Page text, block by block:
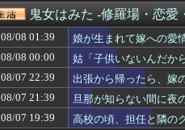
篠笛やってみたくて近場の教室に入
女の子が私のオニオンリングを勝手
33歳くらいから太ったせいか加齢で
婚約者との喧嘩を元同僚に相談した
Wフリン相手にフラれた。口実を作
トメ「旅行中はウトと孫のお世話お
44歳バツイチなんだが、仕事が長続
姑「子供いないんだから月2万くら
体調が悪いタイミングで義父がやっ
鬼女はみた -修羅場・恋愛
08/08 01:39
娘が生まれて嫁への愛
08/08 00:00
姑「子供いないんだか
て…
08/07 22:39
出張から帰ったら、嫁
08/07 21:39
旦那が知らない間に夜
婦の言い争いが泥沼化
08/07 19:39 高校の頃、担任と隣の